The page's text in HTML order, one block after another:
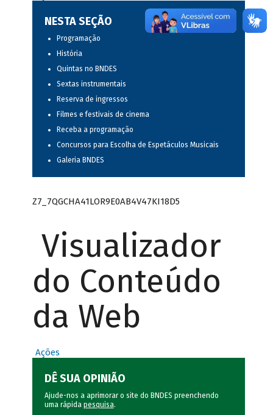
NESTA SEÇÃO
Programação
História
Quintas no BNDES
Sextas instrumentais
Reserva de ingressos
Filmes e festivais de cinema
Receba a programação
Concursos para Escolha de Espetáculos Musicais
Galeria BNDES
Z7_7QGCHA41LOR9E0AB4V47KI18D5
Visualizador
do Conteúdo
da Web
Ações
DÊ SUA OPINIÃO
Ajude-nos a aprimorar o site do BNDES preenchendo
uma rápida pesquisa.